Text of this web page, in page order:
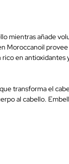
mientras añade
Moroccanoil
en
transforma el
al cabello.